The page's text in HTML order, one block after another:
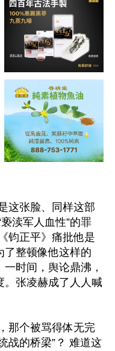
这张脸、同样这部
渎军人血性”的罪
钧正平》痛批他是
了整顿像他这样的
时间，舆论鼎沸，
。张凌赫成了人人喊
那个被骂得体无完
战的桥梁”？ 难道这